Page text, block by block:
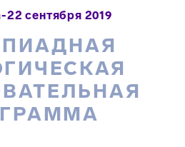
22 сентября 2019